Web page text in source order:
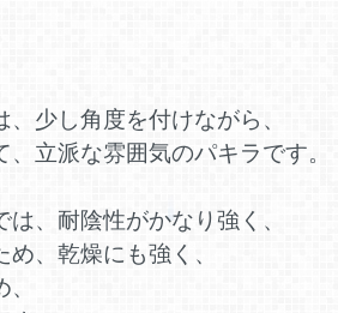
少し角度を付けながら、
立派な雰囲気のパキラです。
、耐陰性がかなり強く、
、乾燥にも強く、